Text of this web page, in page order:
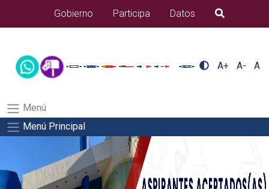
aspirantes/pdfSalida del comando:
Gobierno Participa Datos B�squeda
A+ A- A
Menú
Menú Principal